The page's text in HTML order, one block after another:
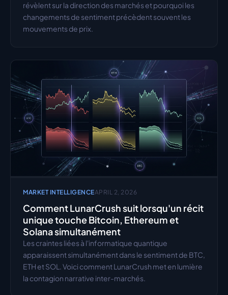
révèlent sur la direction des marchés et pourquoi les
changements de sentiment précèdent souvent les
mouvements de prix.
MARKET INTELLIGENCEAPRIL 2, 2026
Comment LunarCrush suit lorsqu'un récit
unique touche Bitcoin, Ethereum et
Solana simultanément
Les craintes liées à l'informatique quantique
apparaissent simultanément dans le sentiment de BTC,
ETH et SOL. Voici comment LunarCrush met en lumière
la contagion narrative inter-marchés.